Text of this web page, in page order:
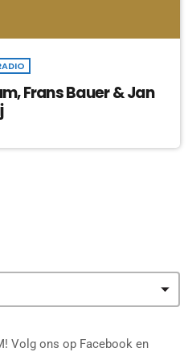
Frans Bauer & Jan
Volg ons op Facebook en